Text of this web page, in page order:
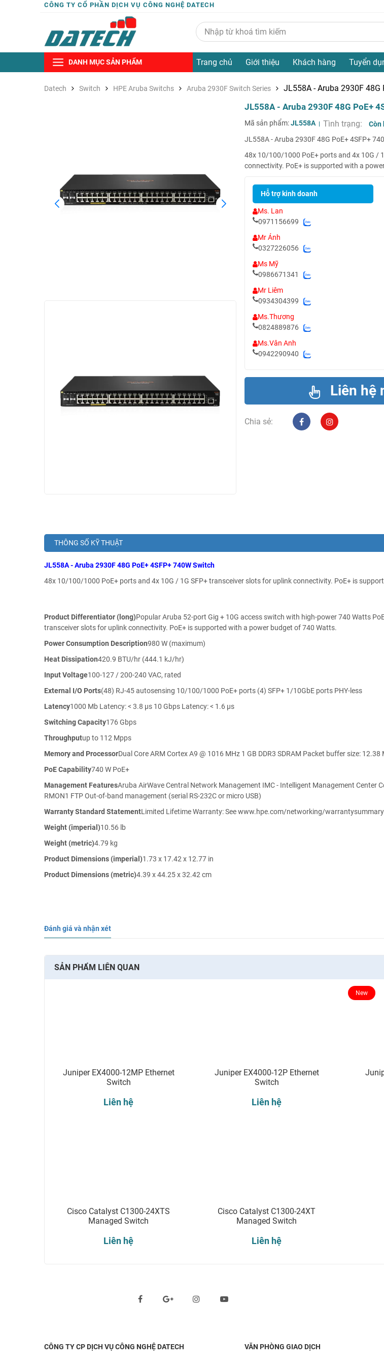
CÔNG TY CỔ PHẦN DỊCH VỤ CÔNG NGHỆ DATECH
DANH MỤC SẢN PHẨM Trang chủ Giới thiệu Khách hàng Tuyển
Datech Switch HPE Aruba Switchs Aruba 2930F Switch Series JL558A - Aruba 2930F 48G
JL558A - Aruba 2930F 48G PoE+
Mã sản phẩm:JL558A Tình trạng: Còn
JL558A - Aruba 2930F 48G PoE+ 4SFP+
48x 10/100/1000 PoE+ ports and 4x 10G /
connectivity. PoE+ is supported with a
Hỗ trợ kinh doanh
Ms. Lan
0971156699
Mr Ánh
0327226056
Ms Mỹ
0986671341
Mr Liêm
0934304399
Ms.Thương
0824889876
Ms.Vân Anh
0942290940
Liên hệ
Chia sẻ:
THÔNG SỐ KỸ THUẬT
JL558A - Aruba 2930F 48G PoE+ 4SFP+ 740W Switch
48x 10/100/1000 PoE+ ports and 4x 10G / 1G SFP+ transceiver slots for uplink connectivity. PoE+ is
Product Differentiator (long)Popular Aruba 52-port Gig + 10G access switch with high-power 740 Watts
transceiver slots for uplink connectivity. PoE+ is supported with a power budget of 740 Watts.
Power Consumption Description980 W (maximum)
Heat Dissipation420.9 BTU/hr (444.1 kJ/hr)
Input Voltage100-127 / 200-240 VAC, rated
External I/O Ports(48) RJ-45 autosensing 10/100/1000 PoE+ ports (4) SFP+ 1/10GbE ports PHY-less
Latency1000 Mb Latency: < 3.8 µs 10 Gbps Latency: < 1.6 µs
Switching Capacity176 Gbps
Throughputup to 112 Mpps
Memory and ProcessorDual Core ARM Cortex A9 @ 1016 MHz 1 GB DDR3 SDRAM Packet buffer size:
PoE Capability740 W PoE+
Management FeaturesAruba AirWave Central Network Management IMC - Intelligent Management Center
RMON1 FTP Out-of-band management (serial RS-232C or micro USB)
Warranty Standard StatementLimited Lifetime Warranty: See www.hpe.com/networking/
Weight (imperial)10.56 lb
Weight (metric)4.79 kg
Product Dimensions (imperial)1.73 x 17.42 x 12.77 in
Product Dimensions (metric)4.39 x 44.25 x 32.42 cm
Đánh giá và nhận xét
SẢN PHẨM LIÊN QUAN
Juniper EX4000-12MP Ethernet
Switch
Liên hệ
Juniper EX4000-12P Ethernet
Switch
Liên hệ
New
Cisco Catalyst C1300-24XTS
Managed Switch
Liên hệ
Cisco Catalyst C1300-24XT
Managed Switch
Liên hệ
CÔNG TY CP DỊCH VỤ CÔNG NGHỆ DATECH VĂN PHÒNG GIAO DỊCH